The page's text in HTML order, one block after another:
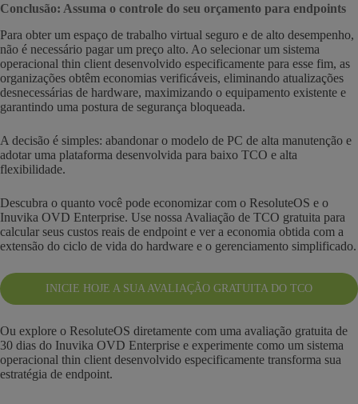
Conclusão: Assuma o controle do seu orçamento para endpoints
Para obter um espaço de trabalho virtual seguro e de alto desempenho,
não é necessário pagar um preço alto. Ao selecionar um sistema
operacional thin client desenvolvido especificamente para esse fim, as
organizações obtêm economias verificáveis, eliminando atualizações
desnecessárias de hardware, maximizando o equipamento existente e
garantindo uma postura de segurança bloqueada.
A decisão é simples: abandonar o modelo de PC de alta manutenção e
adotar uma plataforma desenvolvida para baixo TCO e alta
flexibilidade.
Descubra o quanto você pode economizar com o ResoluteOS e o
Inuvika OVD Enterprise. Use nossa Avaliação de TCO gratuita para
calcular seus custos reais de endpoint e ver a economia obtida com a
extensão do ciclo de vida do hardware e o gerenciamento simplificado.
INICIE HOJE A SUA AVALIAÇÃO GRATUITA DO TCO
Ou explore o ResoluteOS diretamente com uma avaliação gratuita de
30 dias do Inuvika OVD Enterprise e experimente como um sistema
operacional thin client desenvolvido especificamente transforma sua
estratégia de endpoint.